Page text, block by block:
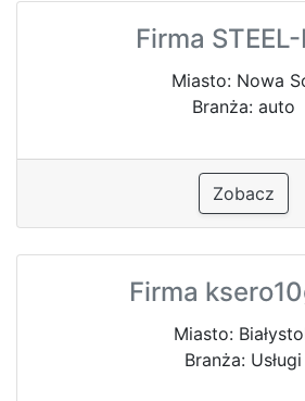
Firma
Miasto: Nowa
Branża: auto
Zobacz
Firma
Miasto:
Branża: Usługi